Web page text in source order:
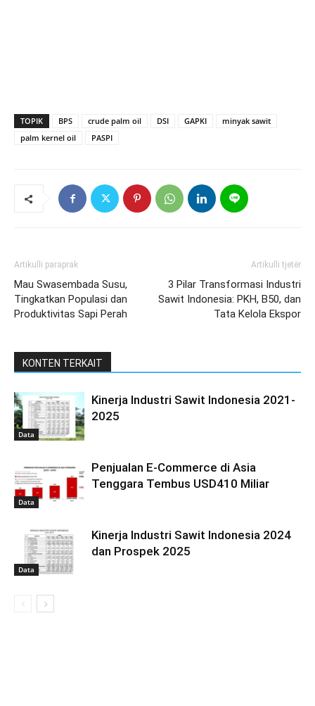
TOPIK BPS crude palm oil DSI GAPKI
minyak sawit
palm kernel oil
PASPI
Artikulli paraprak
Mau Swasembada Susu,
Tingkatkan Populasi dan
Produktivitas Sapi Perah
Artikulli tjetër
3 Pilar Transformasi Industri
Sawit Indonesia: PKH, B50, dan
Tata Kelola Ekspor
KONTEN TERKAIT
Data
Kinerja Industri Sawit Indonesia 2021-
2025
Data
Penjualan E-Commerce di Asia
Tenggara Tembus USD410 Miliar
Data
Kinerja Industri Sawit Indonesia 2024
dan Prospek 2025